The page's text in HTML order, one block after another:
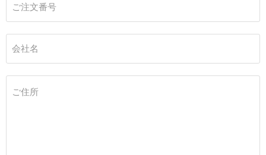
ご注文番号
会社名
ご住所